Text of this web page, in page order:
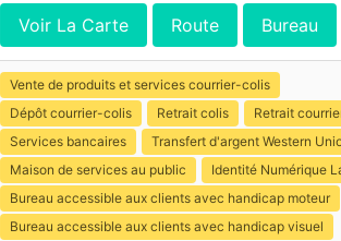
Voir La Carte Route Bureau
Vente de produits et services courrier-colis
Dépôt courrier-colis
Retrait colis
Retrait
Services bancaires
Transfert d'argent Western
Maison de services au public
Identité Numérique
Bureau accessible aux clients avec handicap moteur
Bureau accessible aux clients avec handicap visuel